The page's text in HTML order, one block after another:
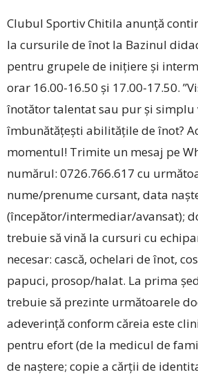
Clubul Sportiv Chitila anunță
la cursurile de înot la Bazinul
pentru grupele de inițiere și
orar 16.00-16.50 și 17.00-17.50.
înotător talentat sau pur și simplu
îmbunătățești abilitățile de înot?
momentul! Trimite un mesaj pe
numărul: 0726.766.617 cu
nume/prenume cursant, data
(începător/intermediar/avansat);
trebuie să vină la cursuri cu
necesar: cască, ochelari de înot,
papuci, prosop/halat. La prima
trebuie să prezinte următoarele
adeverință conform căreia este
pentru efort (de la medicul de
de naștere; copie a cărții de